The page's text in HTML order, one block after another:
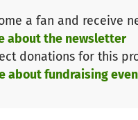
uns, um auch diesen
a fan and receive
about the newsletter
donations for this
about fundraising